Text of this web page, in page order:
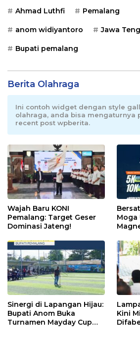
Ahmad Luthfi Pemalang
anom widiyantoro Jawa
Bupati pemalang
Berita Olahraga
Ini contoh widget dengan style
olahraga, anda bisa mengaturnya
recent post wpberita.
Wajah Baru KONI
Pemalang: Target Geser
Dominasi Jateng!
Moga
Sinergi di Lapangan Hijau:
Bupati Anom Buka
Turnamen Mayday Cup
Kini